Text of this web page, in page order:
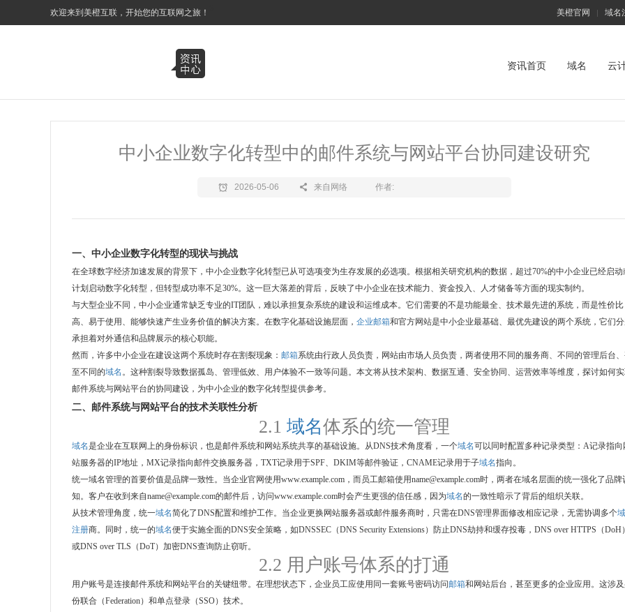
欢迎来到美橙互联，开始您的互联网之旅！ 美橙官网 | 域名
资讯首页 域名 云
中小企业数字化转型中的邮件系统与网站平台协同建设研究
2026-05-06 来自网络 作者:
一、中小企业数字化转型的现状与挑战
在全球数字经济加速发展的背景下，中小企业数字化转型已从可选项变为生存发展的必选项。根据相关研究机构的数据，超过70%的中小企业已经启动
计划启动数字化转型，但转型成功率不足30%。这一巨大落差的背后，反映了中小企业在技术能力、资金投入、人才储备等方面的现实制约。
与大型企业不同，中小企业通常缺乏专业的IT团队，难以承担复杂系统的建设和运维成本。它们需要的不是功能最全、技术最先进的系统，而是性价比
高、易于使用、能够快速产生业务价值的解决方案。在数字化基础设施层面， 企业邮箱和官方网站是中小企业最基础、最优先建设的两个系统，它们分
承担着对外通信和品牌展示的核心职能。
然而，许多中小企业在建设这两个系统时存在割裂现象： 邮箱系统由行政人员负责，网站由市场人员负责，两者使用不同的服务商、不同的管理后台
至不同的域名 。这种割裂导致数据孤岛、管理低效、用户体验不一致等问题。本文将从技术架构、数据互通、安全协同、运营效率等维度，探讨如何
邮件系统与网站平台的协同建设，为中小企业的数字化转型提供参考。
二、邮件系统与网站平台的技术关联性分析
2.1 域名体系的统一管理
域名是企业在互联网上的身份标识，也是邮件系统和网站系统共享的基础设施。从DNS技术角度看，一个域名可以同时配置多种记录类型：A记录指向
站服务器的IP地址，MX记录指向邮件交换服务器，TXT记录用于SPF、DKIM等邮件验证，CNAME记录用于子域名指向。
统一域名管理的首要价值是品牌一致性。当企业官网使用www.example.com，而员工邮箱使用name@example.com时，两者在域名层面的统一强化了品牌
知。客户在收到来自name@example.com的邮件后，访问www.example.com时会产生更强的信任感，因为域名的一致性暗示了背后的组织关联。
从技术管理角度，统一域名简化了DNS配置和维护工作。当企业更换网站服务器或邮件服务商时，只需在DNS管理界面修改相应记录，无需协调多个
注册商。同时，统一的域名便于实施全面的DNS安全策略，如DNSSEC（DNS Security Extensions）防止DNS劫持和缓存投毒，DNS over HTTPS（DoH）
或DNS over TLS（DoT）加密DNS查询防止窃听。
2.2 用户账号体系的打通
用户账号是连接邮件系统和网站平台的关键纽带。在理想状态下，企业员工应使用同一套账号密码访问邮箱和网站后台，甚至更多的企业应用。这涉
份联合（Federation）和单点登录（SSO）技术。